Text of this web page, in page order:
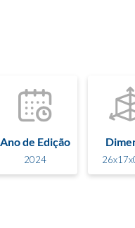
Ano de Edição
2024